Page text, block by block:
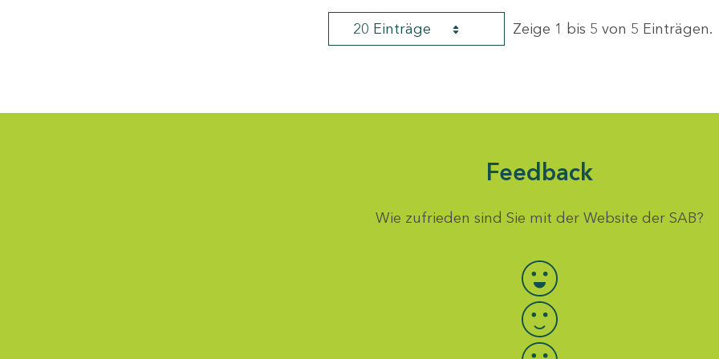
20 Einträge Zeige 1 bis 5 von 5 Einträgen.
Feedback
Wie zufrieden sind Sie mit der Website der SAB?
Bewertung auswählen